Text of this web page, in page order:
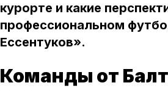
курорте и какие
профессиональном
Ессентуков».
Команды от